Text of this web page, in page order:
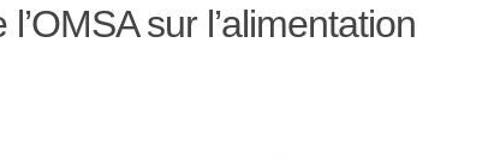
sur l’alimentation